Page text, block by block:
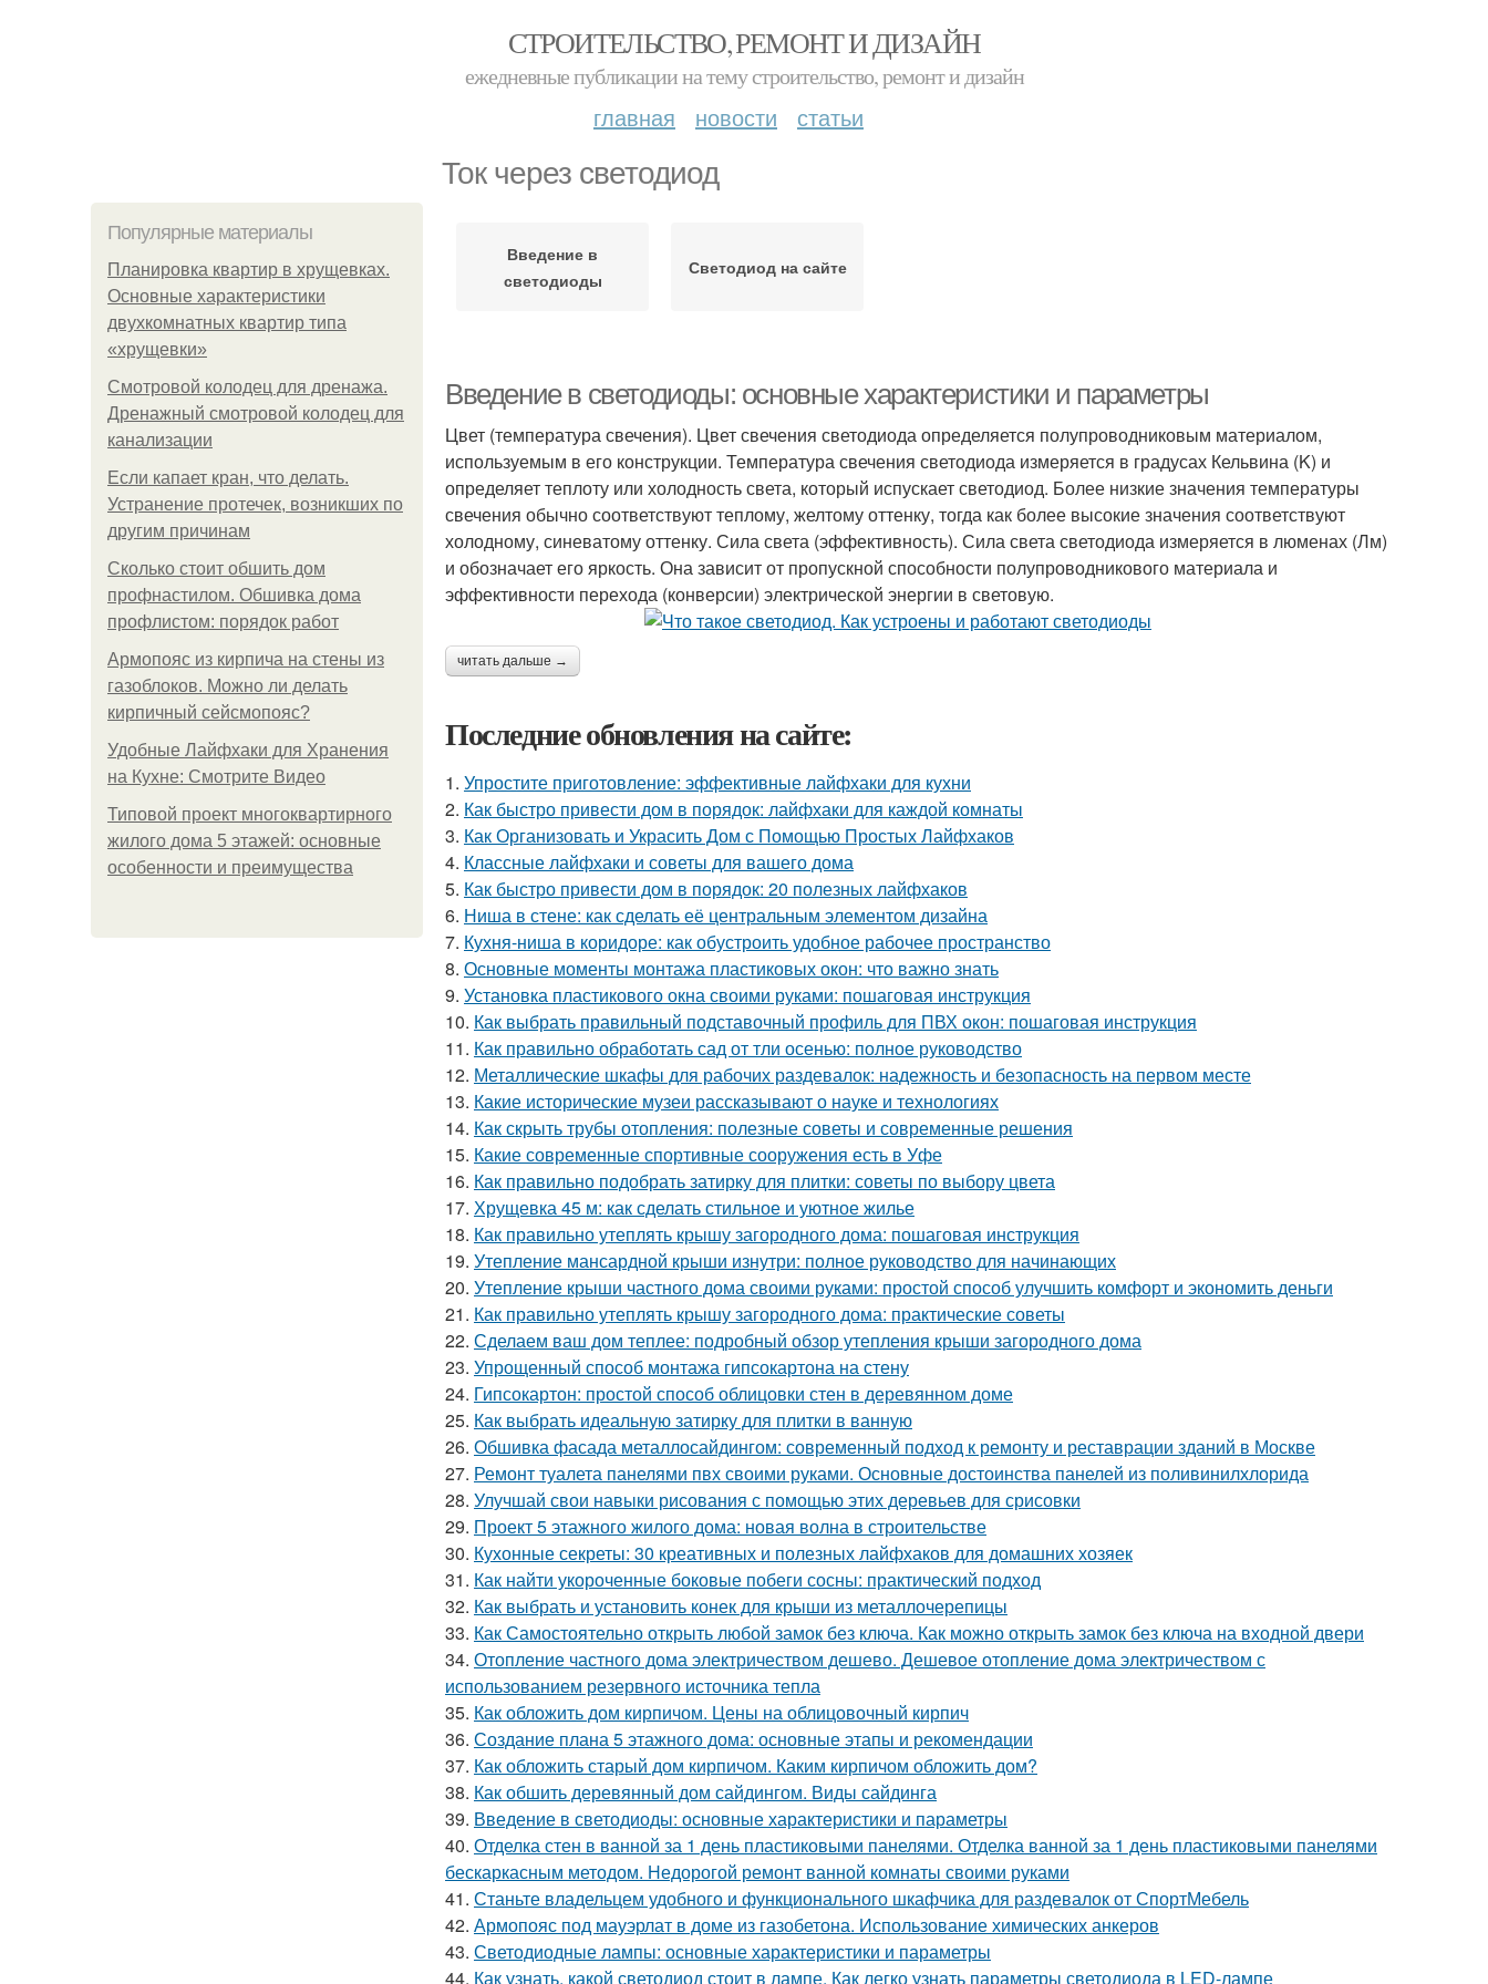
СТРОИТЕЛЬСТВО, РЕМОНТ И ДИЗАЙН
ежедневные публикации на тему строительство, ремонт и дизайн
главная новости статьи
Ток через светодиод
Популярные материалы
Планировка квартир в хрущевках.
Основные характеристики
двухкомнатных квартир типа
«хрущевки»
Смотровой колодец для дренажа.
Дренажный смотровой колодец для
канализации
Если капает кран, что делать.
Устранение протечек, возникших по
другим причинам
Сколько стоит обшить дом
профнастилом. Обшивка дома
профлистом: порядок работ
Армопояс из кирпича на стены из
газоблоков. Можно ли делать
кирпичный сейсмопояс?
Удобные Лайфхаки для Хранения
на Кухне: Смотрите Видео
Типовой проект многоквартирного
жилого дома 5 этажей: основные
особенности и преимущества
Введение в
светодиоды
Светодиод на сайте
Введение в светодиоды: основные характеристики и параметры
Цвет (температура свечения). Цвет свечения светодиода определяется полупроводниковым материалом,
используемым в его конструкции. Температура свечения светодиода измеряется в градусах Кельвина (K) и
определяет теплоту или холодность света, который испускает светодиод. Более низкие значения температуры
свечения обычно соответствуют теплому, желтому оттенку, тогда как более высокие значения соответствуют
холодному, синеватому оттенку. Сила света (эффективность). Сила света светодиода измеряется в люменах (Лм)
и обозначает его яркость. Она зависит от пропускной способности полупроводникового материала и
эффективности перехода (конверсии) электрической энергии в световую.
читать дальше →
Последние обновления на сайте:
1. Упростите приготовление: эффективные лайфхаки для кухни
2. Как быстро привести дом в порядок: лайфхаки для каждой комнаты
3. Как Организовать и Украсить Дом с Помощью Простых Лайфхаков
4. Классные лайфхаки и советы для вашего дома
5. Как быстро привести дом в порядок: 20 полезных лайфхаков
6. Ниша в стене: как сделать её центральным элементом дизайна
7. Кухня-ниша в коридоре: как обустроить удобное рабочее пространство
8. Основные моменты монтажа пластиковых окон: что важно знать
9. Установка пластикового окна своими руками: пошаговая инструкция
10. Как выбрать правильный подставочный профиль для ПВХ окон: пошаговая инструкция
11. Как правильно обработать сад от тли осенью: полное руководство
12. Металлические шкафы для рабочих раздевалок: надежность и безопасность на первом месте
13. Какие исторические музеи рассказывают о науке и технологиях
14. Как скрыть трубы отопления: полезные советы и современные решения
15. Какие современные спортивные сооружения есть в Уфе
16. Как правильно подобрать затирку для плитки: советы по выбору цвета
17. Хрущевка 45 м: как сделать стильное и уютное жилье
18. Как правильно утеплять крышу загородного дома: пошаговая инструкция
19. Утепление мансардной крыши изнутри: полное руководство для начинающих
20. Утепление крыши частного дома своими руками: простой способ улучшить комфорт и экономить деньги
21. Как правильно утеплять крышу загородного дома: практические советы
22. Сделаем ваш дом теплее: подробный обзор утепления крыши загородного дома
23. Упрощенный способ монтажа гипсокартона на стену
24. Гипсокартон: простой способ облицовки стен в деревянном доме
25. Как выбрать идеальную затирку для плитки в ванную
26. Обшивка фасада металлосайдингом: современный подход к ремонту и реставрации зданий в Москве
27. Ремонт туалета панелями пвх своими руками. Основные достоинства панелей из поливинилхлорида
28. Улучшай свои навыки рисования с помощью этих деревьев для срисовки
29. Проект 5 этажного жилого дома: новая волна в строительстве
30. Кухонные секреты: 30 креативных и полезных лайфхаков для домашних хозяек
31. Как найти укороченные боковые побеги сосны: практический подход
32. Как выбрать и установить конек для крыши из металлочерепицы
33. Как Самостоятельно открыть любой замок без ключа. Как можно открыть замок без ключа на входной двери
34. Отопление частного дома электричеством дешево. Дешевое отопление дома электричеством с
использованием резервного источника тепла
35. Как обложить дом кирпичом. Цены на облицовочный кирпич
36. Создание плана 5 этажного дома: основные этапы и рекомендации
37. Как обложить старый дом кирпичом. Каким кирпичом обложить дом?
38. Как обшить деревянный дом сайдингом. Виды сайдинга
39. Введение в светодиоды: основные характеристики и параметры
40. Отделка стен в ванной за 1 день пластиковыми панелями. Отделка ванной за 1 день пластиковыми панелями
бескаркасным методом. Недорогой ремонт ванной комнаты своими руками
41. Станьте владельцем удобного и функционального шкафчика для раздевалок от СпортМебель
42. Армопояс под мауэрлат в доме из газобетона. Использование химических анкеров
43. Светодиодные лампы: основные характеристики и параметры
44. Как узнать, какой светодиод стоит в лампе. Как легко узнать параметры светодиода в LED-лампе